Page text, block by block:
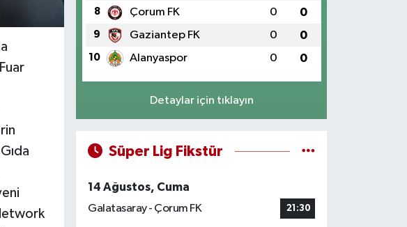
8 Çorum FK 0 0
9 Gaziantep FK 0 0
10 Alanyaspor 0 0
Detaylar için tıklayın
Süper Lig Fikstür
14 Ağustos, Cuma
Galatasaray - Çorum FK
21:30